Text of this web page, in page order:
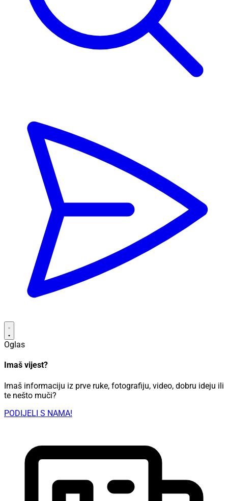
Oglas
Imaš vijest?
Imaš informaciju iz prve ruke, fotografiju, video, dobru ideju ili
te nešto muči?
PODIJELI S NAMA!